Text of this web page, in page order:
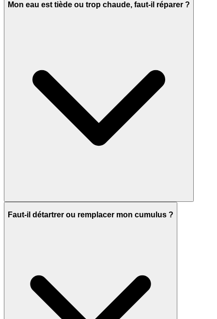
Mon eau est tiède ou trop chaude, faut-il réparer ?
Faut-il détartrer ou remplacer mon cumulus ?